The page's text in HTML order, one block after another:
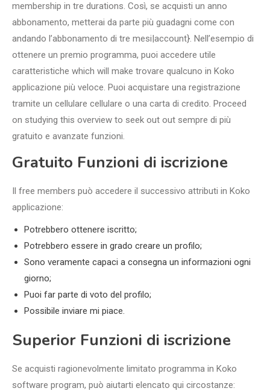
membership in tre durations. Così, se acquisti un anno
abbonamento, metterai da parte più guadagni come con
andando l’abbonamento di tre mesi|account}. Nell’esempio di
ottenere un premio programma, puoi accedere utile
caratteristiche which will make trovare qualcuno in Koko
applicazione più veloce. Puoi acquistare una registrazione
tramite un cellulare cellulare o una carta di credito. Proceed
on studying this overview to seek out out sempre di più
gratuito e avanzate funzioni.
Gratuito Funzioni di iscrizione
Il free members può accedere il successivo attributi in Koko
applicazione:
Potrebbero ottenere iscritto;
Potrebbero essere in grado creare un profilo;
Sono veramente capaci a consegna un informazioni ogni
giorno;
Puoi far parte di voto del profilo;
Possibile inviare mi piace.
Superior Funzioni di iscrizione
Se acquisti ragionevolmente limitato programma in Koko
software program, può aiutarti elencato qui circostanze: